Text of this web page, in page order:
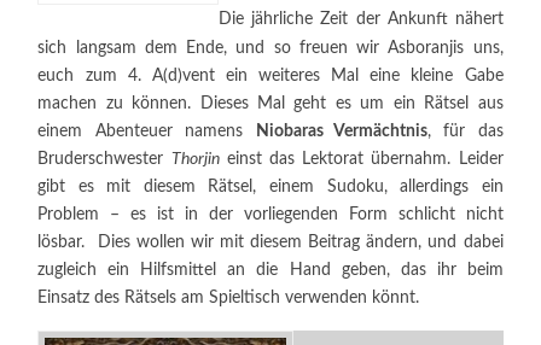
Die jährliche Zeit der Ankunft nähert
sich langsam dem Ende, und so freuen wir Asboranjis uns,
euch zum 4. A(d)vent ein weiteres Mal eine kleine Gabe
machen zu können. Dieses Mal geht es um ein Rätsel aus
einem Abenteuer namens
Niobaras Vermächtnis, für das
Bruderschwester Thorjineinst das Lektorat übernahm. Leider
gibt es mit diesem Rätsel, einem Sudoku, allerdings ein
Problem – es ist in der vorliegenden Form schlicht nicht
lösbar. Dies wollen wir mit diesem Beitrag ändern, und dabei
zugleich ein Hilfsmittel an die Hand geben, das ihr beim
Einsatz des Rätsels am Spieltisch verwenden könnt.